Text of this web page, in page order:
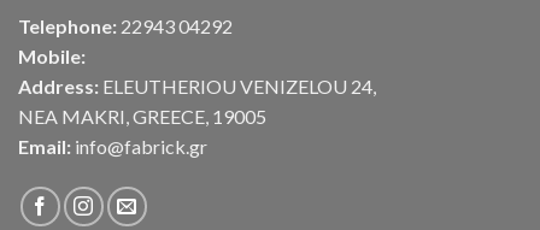
Telephone: 22943 04292
Mobile:
Address: ELEUTHERIOU VENIZELOU 24,
NEA MAKRI, GREECE, 19005
Email: info@fabrick.gr